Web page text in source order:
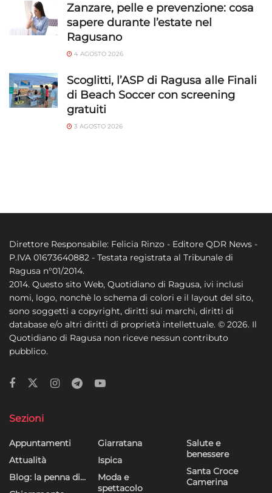
Zanzare, pelle e prevenzione: cosa
sapere durante l’estate nel
Ragusano
4 AGOSTO 2026
Scoglitti, l’ASP di Ragusa alle Finali
di Beach Soccer con screening
gratuiti
3 AGOSTO 2026
Direttore Responsabile: Felicia Rinzo - Editore QDR News -
P.IVA 01673640882 - Testata registrata al Tribunale di
Ragusa n°01/2014.
2014. Questo sito Web, Quotidiano di Ragusa, ivi inclusi
nomi, logo, nonchè lo schema di colori e il layout del sito,
sono soggetti a copyright, diritti sui marchi, diritti di
database e/o altri diritti di proprietà intellettuale. © 2026. Il
Quotidiano di Ragusa non riceve nessun contributo
pubblico.
Sezioni
Appuntamenti
Attualità
Blog: la penna di…
Giarratana
Ispica
Moda e
spettacolo
Salute e
benessere
Santa Croce
Camerina